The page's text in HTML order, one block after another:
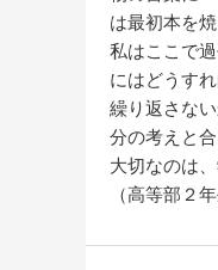
は最初本を
私はここで
にはどうす
繰り返さな
分の考えと
大切なのは
（高等部２